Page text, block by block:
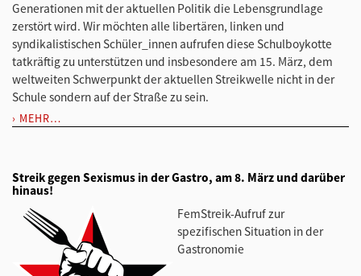
Generationen mit der aktuellen Politik die Lebensgrundlage
zerstört wird. Wir möchten alle libertären, linken und
syndikalistischen Schüler_innen aufrufen diese Schulboykotte
tatkräftig zu unterstützen und insbesondere am 15. März, dem
weltweiten Schwerpunkt der aktuellen Streikwelle nicht in der
Schule sondern auf der Straße zu sein.
MEHR…
Streik gegen Sexismus in der Gastro, am 8. März und darüber
hinaus!
FemStreik-Aufruf zur
spezifischen Situation in der
Gastronomie